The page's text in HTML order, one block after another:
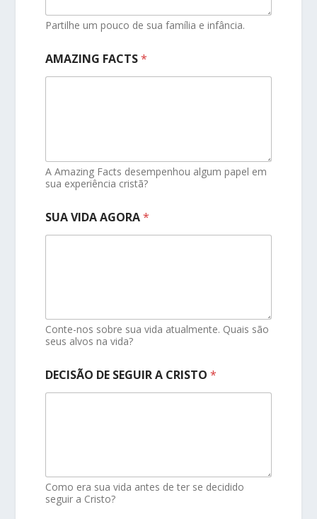
Partilhe um pouco de sua família e infância.
AMAZING FACTS*
A Amazing Facts desempenhou algum papel em
sua experiência cristã?
SUA VIDA AGORA*
Conte-nos sobre sua vida atualmente. Quais são
seus alvos na vida?
DECISÃO DE SEGUIR A CRISTO*
Como era sua vida antes de ter se decidido
seguir a Cristo?